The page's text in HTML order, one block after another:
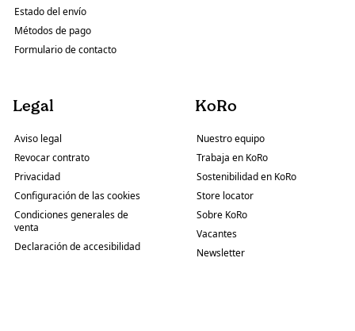
Estado del envío
Métodos de pago
Formulario de contacto
Legal
Aviso legal
Revocar contrato
Privacidad
Configuración de las cookies
Condiciones generales de
venta
Declaración de accesibilidad
KoRo
Nuestro equipo
Trabaja en KoRo
Sostenibilidad en KoRo
Store locator
Sobre KoRo
Vacantes
Newsletter